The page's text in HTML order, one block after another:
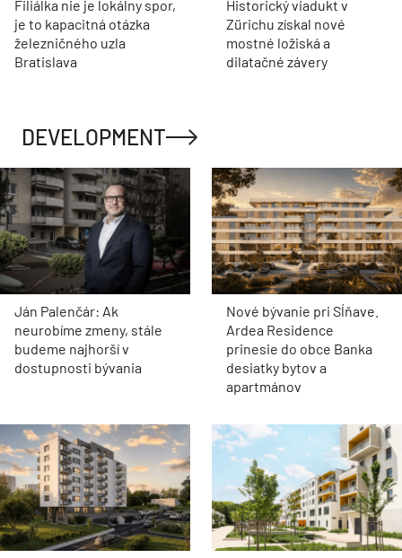
Filiálka nie je lokálny spor,
je to kapacitná otázka
železničného uzla
Bratislava
Historický viadukt v
Zürichu získal nové
mostné ložiská a
dilatačné závery
DEVELOPMENT
Ján Palenčár: Ak
neurobíme zmeny, stále
budeme najhorší v
dostupnosti bývania
Nové bývanie pri Sĺňave.
Ardea Residence
prinesie do obce Banka
desiatky bytov a
apartmánov